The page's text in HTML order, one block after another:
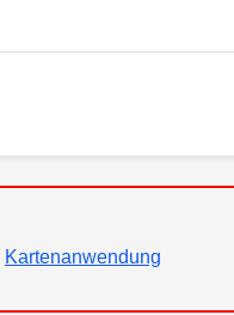
Kartenanwendung